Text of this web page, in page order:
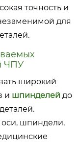
точность и
для
ЧПУ
широкий
и шпинделей до
шпиндели,